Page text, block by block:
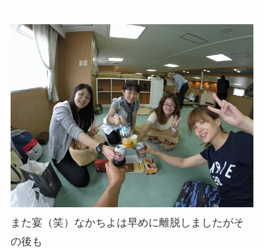
また宴（笑）なかちよは早めに離脱しましたがそ
の後も